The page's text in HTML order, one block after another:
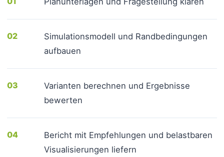
02
Simulationsmodell und Randbedingungen
aufbauen
03
Varianten berechnen und Ergebnisse
bewerten
04
Bericht mit Empfehlungen und belastbaren
Visualisierungen liefern